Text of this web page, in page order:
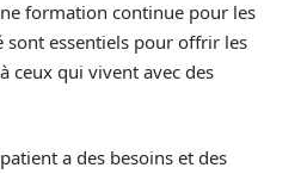
formation continue pour les
sont essentiels pour offrir les
ceux qui vivent avec des
a des besoins et des